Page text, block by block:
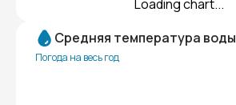
Loading chart...
Средняя температура воды
Погода на весь год